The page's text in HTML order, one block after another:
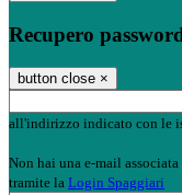
Recupero
button close ×
all'indirizzo indicato con le
Non hai una e-mail
tramite la Login Spaggiari